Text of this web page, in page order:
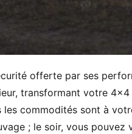
offerte par ses
transformant votre
commodités sont à
; le soir, vous pouvez